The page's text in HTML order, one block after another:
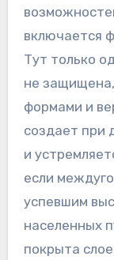
включается
Тут только
не
формами и
создает при
и
если
успевшим
населенных
покрыта